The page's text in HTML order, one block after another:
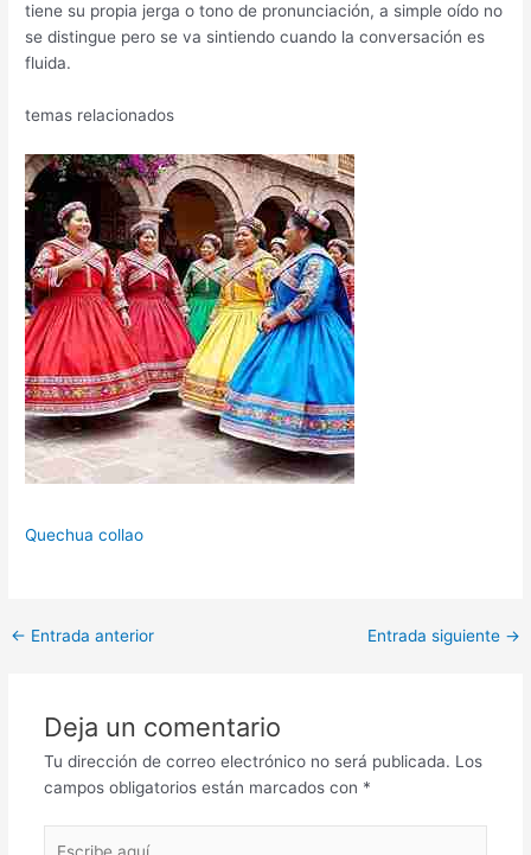
tiene su propia jerga o tono de pronunciación, a simple oído no
se distingue pero se va sintiendo cuando la conversación es
fluida.
temas relacionados
Quechua collao
Navegación
← Entrada anterior Entrada siguiente →
Deja un comentario
Tu dirección de correo electrónico no será publicada. Los
campos obligatorios están marcados con *